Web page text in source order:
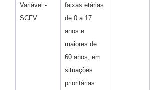
Variável -
SCFV
faixas etárias
de 0 a 17
anos e
maiores de
60 anos, em
situações
prioritárias